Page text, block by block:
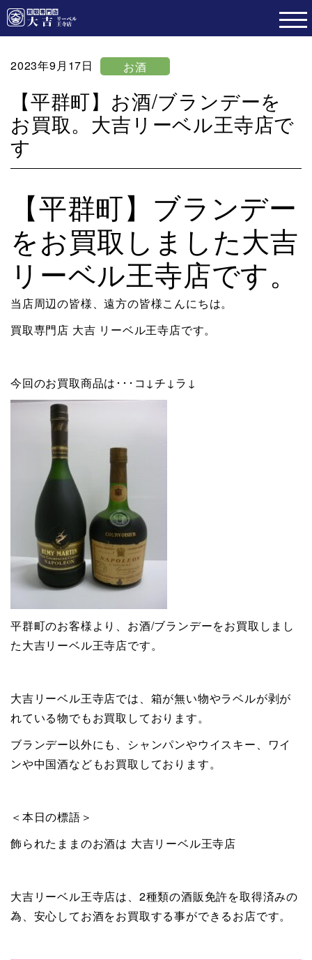
2023年9月17日 お酒
【平群町】お酒/ブランデーを
お買取。大吉リーベル王寺店で
す
【平群町】ブランデー
をお買取しました大吉
リーベル王寺店です。
当店周辺の皆様、遠方の皆様こんにちは。
買取専門店 大吉 リーベル王寺店です。
今回のお買取商品は･･･コ↓チ↓ラ↓
平群町のお客様より、お酒/ブランデーをお買取しまし
た大吉リーベル王寺店です。
大吉リーベル王寺店では、箱が無い物やラベルが剥が
れている物でもお買取しております。
ブランデー以外にも、シャンパンやウイスキー、ワイ
ンや中国酒などもお買取しております。
＜本日の標語＞
飾られたままのお酒は 大吉リーベル王寺店
大吉リーベル王寺店は、2種類の酒販免許を取得済みの
為、安心してお酒をお買取する事ができるお店です。